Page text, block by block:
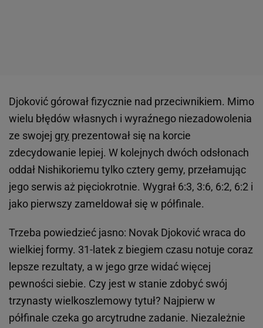
Djoković górował fizycznie nad przeciwnikiem. Mimo
wielu błędów własnych i wyraźnego niezadowolenia
ze swojej gry prezentował się na korcie
zdecydowanie lepiej. W kolejnych dwóch odsłonach
oddał Nishikoriemu tylko cztery gemy, przełamując
jego serwis aż pięciokrotnie. Wygrał 6:3, 3:6, 6:2, 6:2 i
jako pierwszy zameldował się w półfinale.
Trzeba powiedzieć jasno: Novak Djoković wraca do
wielkiej formy. 31-latek z biegiem czasu notuje coraz
lepsze rezultaty, a w jego grze widać więcej
pewności siebie. Czy jest w stanie zdobyć swój
trzynasty wielkoszlemowy tytuł? Najpierw w
półfinale czeka go arcytrudne zadanie. Niezależnie